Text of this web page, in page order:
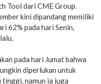
Tool dari CME Group.
kini dipandang memiliki
62% pada hari Senin,
pada hari Jumat bahwa
diperlukan untuk
namun ia juga